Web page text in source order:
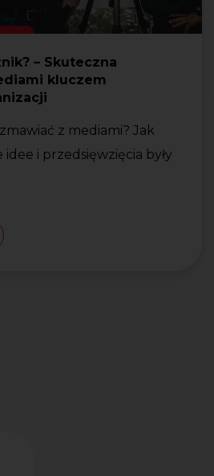
– Skuteczna
kluczem
z mediami? Jak
idee i przedsięwzięcia były